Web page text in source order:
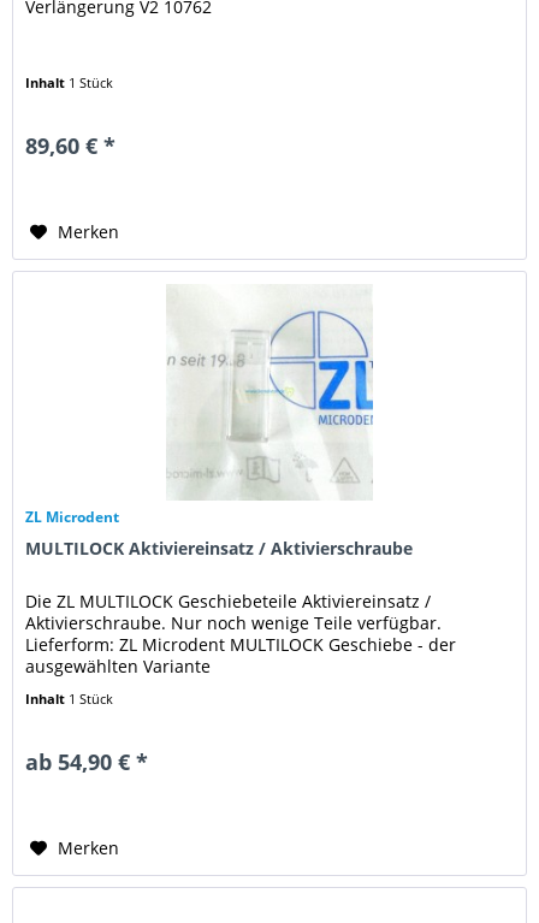
Verlängerung V2 10762
Inhalt 1 Stück
89,60 € *
Merken
ZL Microdent
MULTILOCK Aktiviereinsatz / Aktivierschraube
Die ZL MULTILOCK Geschiebeteile Aktiviereinsatz /
Aktivierschraube. Nur noch wenige Teile verfügbar.
Lieferform: ZL Microdent MULTILOCK Geschiebe - der
ausgewählten Variante
Inhalt 1 Stück
ab 54,90 € *
Merken